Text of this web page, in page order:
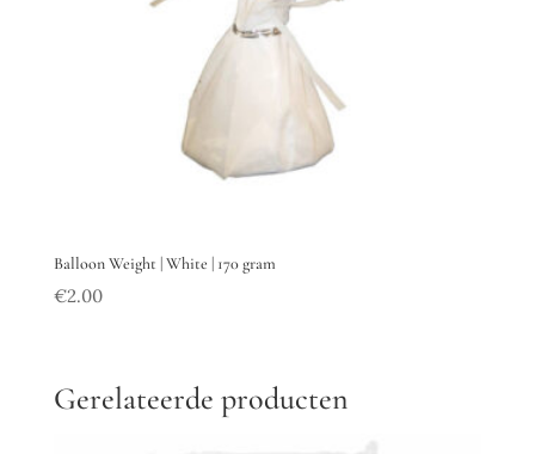
Balloon Weight | White | 170 gram
€2.00
Gerelateerde producten